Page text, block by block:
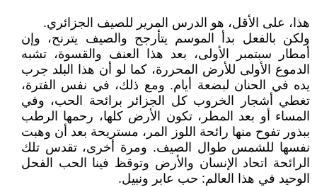
هذا، على الأقل، هو الدرس المرير للصيف الجزائري.
ولكن بالفعل بدأ الموسم يتأرجح والصيف يترنح، وإن
أمطار سبتمبر الأولى، بعد هذا العنف والقسوة، تشبه
الدموع الأولى للأرض المحررة، كما لو أن هذا البلد جرب
يده في الحنان لبضعة أيام. ومع ذلك، في نفس الفترة،
تغطي أشجار الخروب كل الجزائر برائحة الحب، وفي
المساء أو بعد المطر، تكون الأرض كلها، رحمها الرطب
ببذور تفوح منها رائحة اللوز المر، مستريحة بعد أن وهبت
نفسها للشمس طوال الصيف. ومرة أخرى، تقدس تلك
الرائحة اتحاد الإنسان والأرض وتوقظ فينا الحب الفحل
الوحيد في هذا العالم: حب عابر ونبيل.